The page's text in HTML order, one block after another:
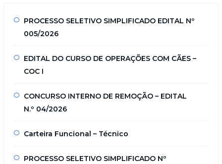
PROCESSO SELETIVO SIMPLIFICADO EDITAL Nº
005/2026
EDITAL DO CURSO DE OPERAÇÕES COM CÃES –
COC I
CONCURSO INTERNO DE REMOÇÃO – EDITAL
N.º 04/2026
Carteira Funcional – Técnico
PROCESSO SELETIVO SIMPLIFICADO Nº